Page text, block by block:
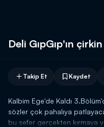
Deli GıpGıp'ın çirkin
Takip Et Kaydet
Kalbim Ege'de Kaldı
sözler çok pahalıya
bu sefer gerçekten kırmaya